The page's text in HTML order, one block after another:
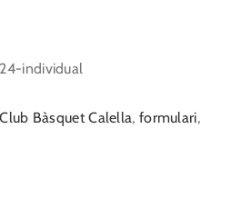
individual
Club Bàsquet Calella, formulari,